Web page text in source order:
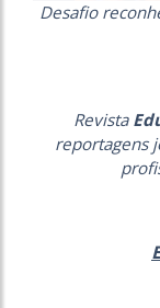
Desafio
Revista
reportagens